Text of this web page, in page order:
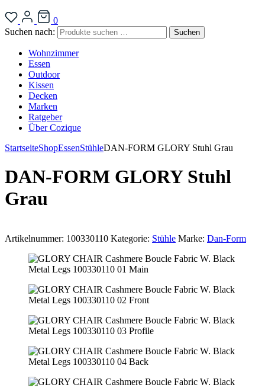
0
Suchen nach:
Suchen
Wohnzimmer
Essen
Outdoor
Kissen
Decken
Marken
Ratgeber
Über Cozique
StartseiteShopEssenStühleDAN-FORM GLORY Stuhl Grau
DAN-FORM GLORY Stuhl
Grau
Artikelnummer: 100330110 Kategorie: Stühle Marke: Dan-Form